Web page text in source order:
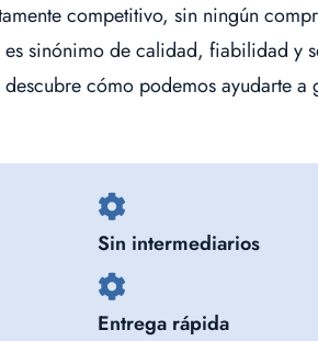
competitivo, sin ningún
es sinónimo de calidad, fiabilidad y
cómo podemos ayudarte a
Sin intermediarios
Entrega rápida